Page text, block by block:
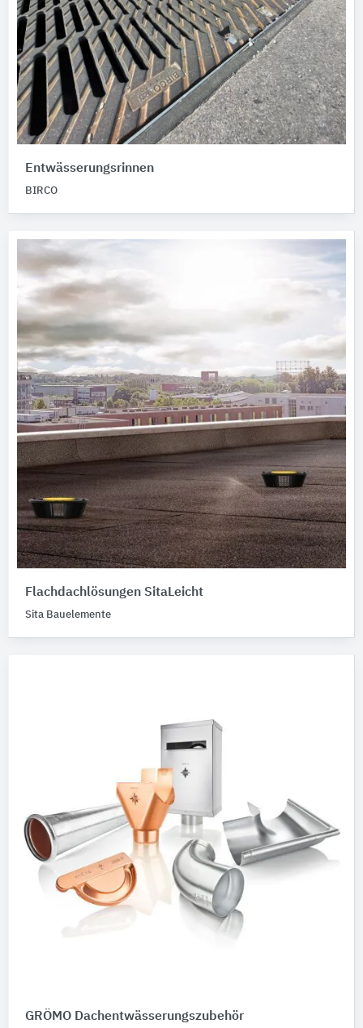
Entwässerungsrinnen
BIRCO
Flachdachlösungen SitaLeicht
Sita Bauelemente
GRÖMO Dachentwässerungszubehör